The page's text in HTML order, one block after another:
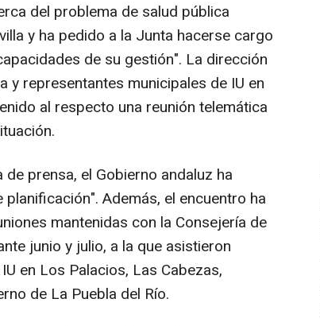
del problema de salud pública
y ha pedido a la Junta hacerse cargo
de su gestión". La dirección
representantes municipales de IU en
al respecto una reunión telemática
prensa, el Gobierno andaluz ha
Además, el encuentro ha
mantenidas con la Consejería de
junio y julio, a la que asistieron
en Los Palacios, Las Cabezas,
de La Puebla del Río.